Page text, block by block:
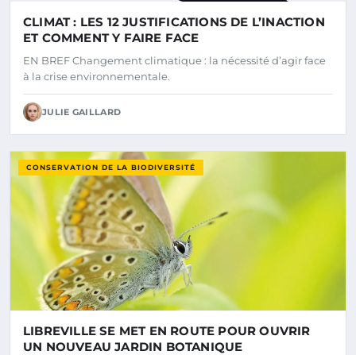
CLIMAT : LES 12 JUSTIFICATIONS DE L’INACTION
ET COMMENT Y FAIRE FACE
EN BREF Changement climatique : la nécessité d’agir face
à la crise environnementale.
JULIE GAILLARD
CONSERVATION DE LA BIODIVERSITÉ
LIBREVILLE SE MET EN ROUTE POUR OUVRIR
UN NOUVEAU JARDIN BOTANIQUE